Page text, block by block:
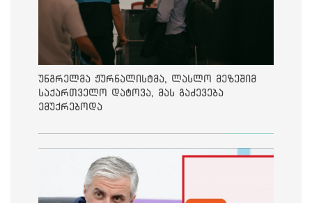
უნგრელმა ჟურნალისტმა, ლასლო მეზეშიმ
საქართველო დატოვა, მას გაძევება
ემუქრებოდა